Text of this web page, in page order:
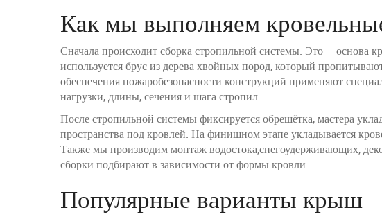
Как мы выполняем
Сначала происходит сборка стропильной системы. Это –
используется брус из дерева хвойных пород, который
обеспечения пожаробезопасности конструкций применяют
нагрузки, длины, сечения и шага стропил.
После стропильной системы фиксируется обрешётка, мастера
пространства под кровлей. На финишном этапе укладывается
Также мы производим монтаж водостока,снегоудерживающих,
сборки подбирают в зависимости от формы кровли.
Популярные варианты крыш